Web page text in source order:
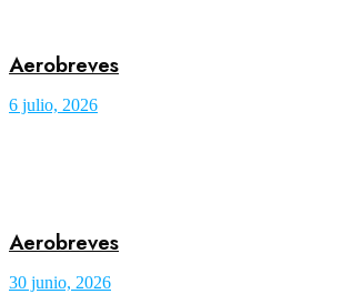
Aerobreves
6 julio, 2026
Aerobreves
30 junio, 2026